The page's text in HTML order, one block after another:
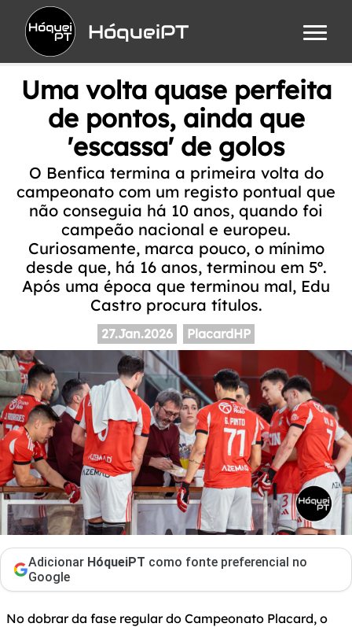
HóqueiPT
Uma volta quase perfeita
de pontos, ainda que
'escassa' de golos
O Benfica termina a primeira volta do
campeonato com um registo pontual que
não conseguia há 10 anos, quando foi
campeão nacional e europeu.
Curiosamente, marca pouco, o mínimo
desde que, há 16 anos, terminou em 5º.
Após uma época que terminou mal, Edu
Castro procura títulos.
27.Jan.2026 PlacardHP
Adicionar HóqueiPT como fonte preferencial no
Google
No dobrar da fase regular do Campeonato Placard, o